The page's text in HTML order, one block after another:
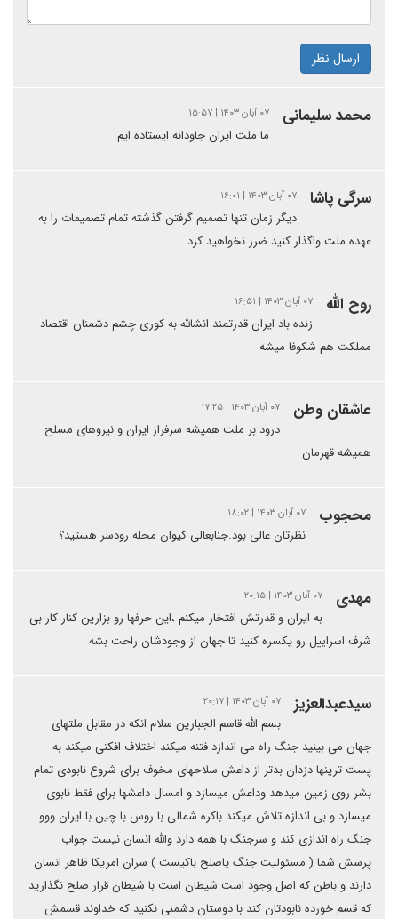
ارسال نظر
محمد سلیمانی ۰۷ آبان ۱۴۰۳ | ۱۵:۵۷
ما ملت ایران جاودانه ایستاده ایم
سرگی پاشا ۰۷ آبان ۱۴۰۳ | ۱۶:۰۱
دیگر زمان تنها تصمیم گرفتن گذشته تمام تصمیمات را به
عهده ملت واگذار کنید ضرر نخواهید کرد
روح الله ۰۷ آبان ۱۴۰۳ | ۱۶:۵۱
زنده باد ایران قدرتمند انشالله به کوری چشم دشمنان اقتصاد
مملکت هم شکوفا میشه
عاشقان وطن ۰۷ آبان ۱۴۰۳ | ۱۷:۲۵
درود بر ملت همیشه سرفراز ایران و نیروهای مسلح
همیشه قهرمان
محجوب ۰۷ آبان ۱۴۰۳ | ۱۸:۰۲
نظرتان عالی بود.جنابعالی کیوان محله رودسر هستید؟
مهدی ۰۷ آبان ۱۴۰۳ | ۲۰:۱۵
به ایران و قدرتش افتخار میکنم ،این حرفها رو بزارین کنار کار بی
شرف اسراییل رو یکسره کنید تا جهان از وجودشان راحت بشه
سیدعبدالعزیز ۰۷ آبان ۱۴۰۳ | ۲۰:۱۷
بسم الله قاسم الجبارین سلام انکه در مقابل ملتهای
جهان می بینید جنگ راه می اندازد فتنه میکند اختلاف افکنی میکند به
پست ترینها دزدان بدتر از داعش سلاحهای مخوف برای شروع نابودی تمام
بشر روی زمین میدهد وداعش میسازد و امسال داعشها برای فقط نابوی
میسازد و بی اندازه تلاش میکند باکره شمالی با روس با چین با ایران ووو
جنگ راه اندازی کند و سرجنگ با همه دارد والله انسان نیست جواب
پرسش شما ( مسئولیت جنگ یاصلح باکیست ) سران امریکا ظاهر انسان
دارند و باطن که اصل وجود است شیطان است با شیطان قرار صلح نگذارید
که قسم خورده نابودتان کند با دوستان دشمنی نکنید که خداوند قسمش